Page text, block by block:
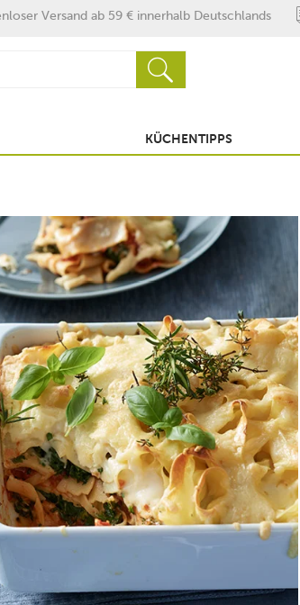
Versand ab 59 € innerhalb Deutschlands
KÜCHENTIPPS